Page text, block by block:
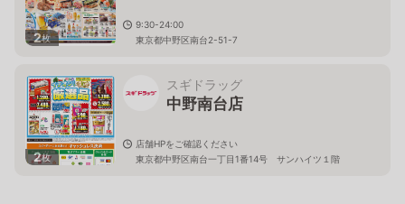
2枚
9:30-24:00
東京都中野区南台2-51-7
2枚
スギドラッグ
中野南台店
店舗HPをご確認ください
東京都中野区南台一丁目1番14号 サンハイツ１階